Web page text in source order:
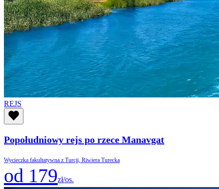
REJS
Popołudniowy rejs po rzece Manavgat
Wycieczka fakultatywna z Turcji, Riwiera Turecka
od 179zł/os.